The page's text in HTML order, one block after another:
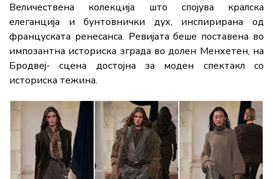
Величествена колекција што спојува кралска
елеганција и бунтовнички дух, инспирирана од
француската ренесанса. Ревијата беше поставена во
импозантна историска зграда во долен Менхетен, на
Бродвеј- сцена достојна за моден спектакл со
историска тежина.